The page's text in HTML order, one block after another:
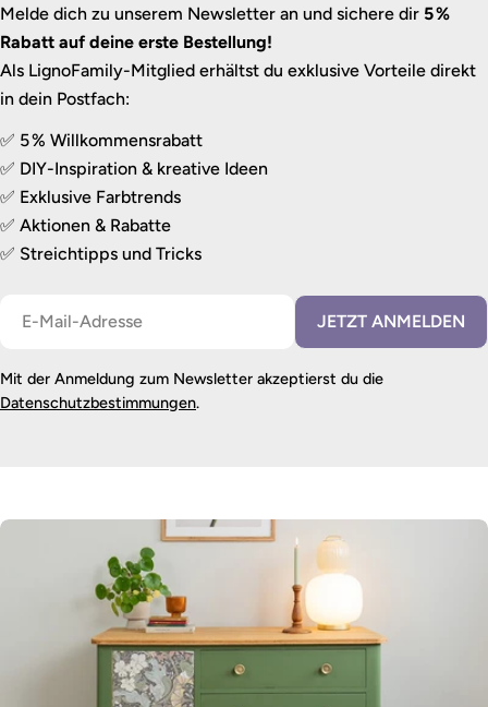
Melde dich zu unserem Newsletter an und sichere dir 5 %
Rabatt auf deine erste Bestellung!
Als LignoFamily-Mitglied erhältst du exklusive Vorteile direkt
in dein Postfach:
✅ 5 % Willkommensrabatt
✅ DIY-Inspiration & kreative Ideen
✅ Exklusive Farbtrends
✅ Aktionen & Rabatte
✅ Streichtipps und Tricks
JETZT ANMELDEN
Mit der Anmeldung zum Newsletter akzeptierst du die
Datenschutzbestimmungen.